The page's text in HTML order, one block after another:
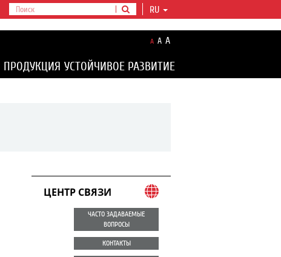
RU
A A A
ПРОДУКЦИЯ УСТОЙЧИВОЕ РАЗВИТИЕ
ЦЕНТР СВЯЗИ
ЧАСТО ЗАДАВАЕМЫЕ
ВОПРОСЫ
КОНТАКТЫ